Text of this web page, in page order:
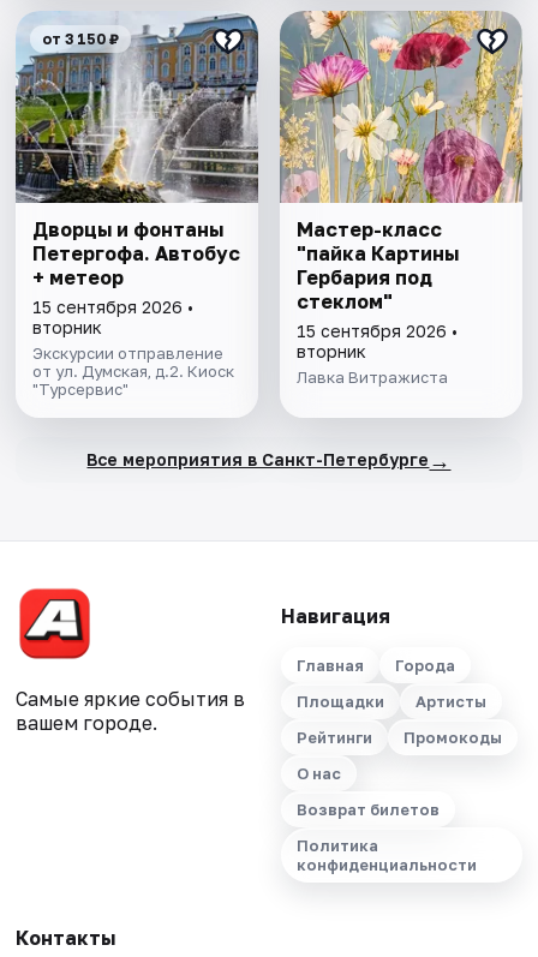
от 3 150 ₽
Дворцы и фонтаны
Петергофа. Автобус
+ метеор
15 сентября 2026 •
вторник
Экскурсии отправление
от ул. Думская, д.2. Киоск
"Турсервис"
Мастер-класс
"пайка Картины
Гербария под
стеклом"
15 сентября 2026 •
вторник
Лавка Витражиста
Все мероприятия в Санкт-Петербурге →
Самые яркие события в
вашем городе.
Навигация
Главная
Города
Площадки
Артисты
Рейтинги
Промокоды
О нас
Возврат билетов
Политика
конфиденциальности
Контакты